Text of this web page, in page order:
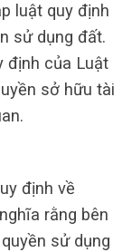
luật quy định
sử dụng đất.
định của Luật
sở hữu tài
định về
rằng bên
sử dụng